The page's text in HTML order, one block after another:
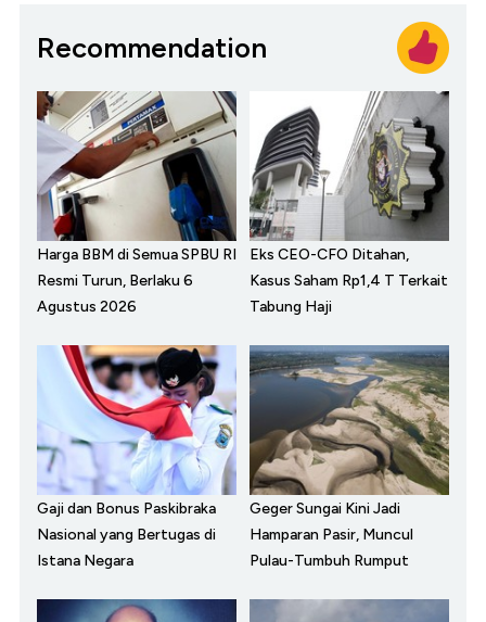
Recommendation
Harga BBM di Semua SPBU RI
Resmi Turun, Berlaku 6
Agustus 2026
Eks CEO-CFO Ditahan,
Kasus Saham Rp1,4 T Terkait
Tabung Haji
Gaji dan Bonus Paskibraka
Nasional yang Bertugas di
Istana Negara
Geger Sungai Kini Jadi
Hamparan Pasir, Muncul
Pulau-Tumbuh Rumput